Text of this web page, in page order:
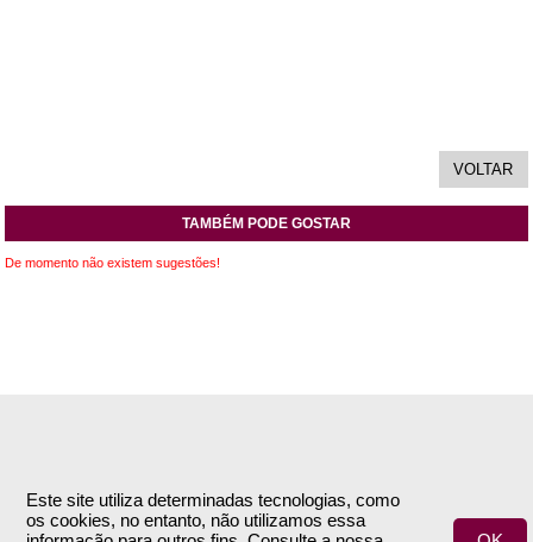
Este site utiliza determinadas tecnologias, como
os cookies, no entanto, não utilizamos essa
TAMBÉM PODE GOSTAR
De momento não existem sugestões!
Empresa
Termos e Condições
Encomendas & Pagamentos
Envio